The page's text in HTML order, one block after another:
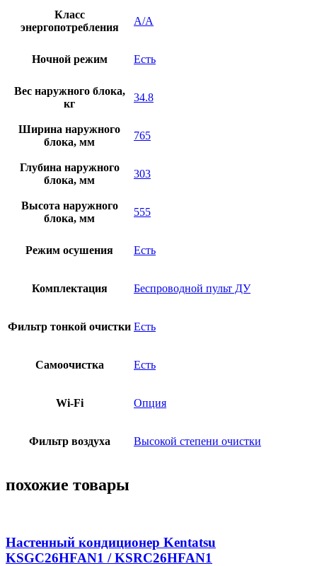
Класс
энергопотребления
А/А
Ночной режим Есть
Вес наружного блока,
кг
34.8
Ширина наружного
блока, мм
765
Глубина наружного
блока, мм
303
Высота наружного
блока, мм
555
Режим осушения Есть
Комплектация Беспроводной пульт ДУ
Фильтр тонкой очистки Есть
Самоочистка Есть
Wi-Fi Опция
Фильтр воздуха Высокой степени очистки
похожие товары
Настенный кондиционер Kentatsu
KSGC26HFAN1 / KSRC26HFAN1